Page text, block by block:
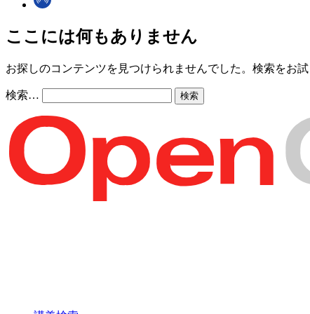
ここには何もありません
お探しのコンテンツを見つけられませんでした。検索をお試
検索…